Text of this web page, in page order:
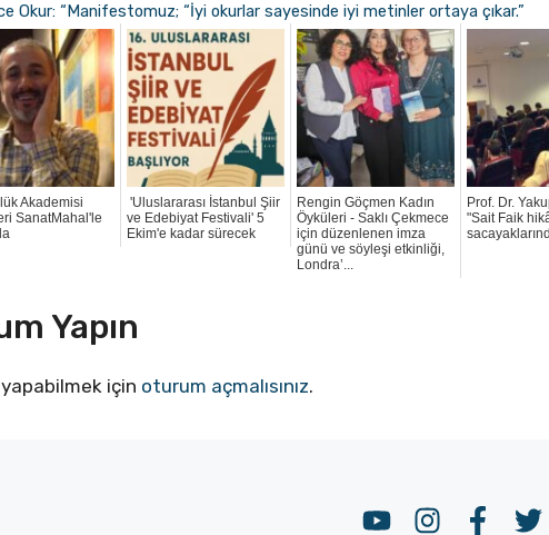
Okur: “Manifestomuz; “İyi okurlar sayesinde iyi metinler ortaya çıkar.”
Akademisi
SanatMahal'le
'Uluslararası İstanbul Şiir
ve Edebiyat Festivali' 5
Ekim'e kadar sürecek
Rengin Göçmen Kadın
Öyküleri - Saklı Çekmece
için düzenlenen imza
günü ve söyleşi etkinliği,
Londra’...
Prof. Dr.
"Sait Faik
Yapın
için oturum açmalısınız.